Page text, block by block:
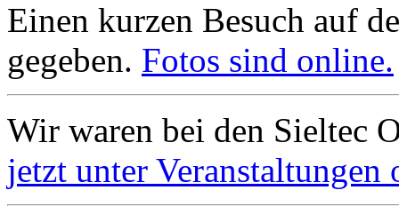
Einen kurzen Besuch auf
gegeben. Fotos sind online.
Wir waren bei den Sieltec
jetzt unter Veranstaltungen